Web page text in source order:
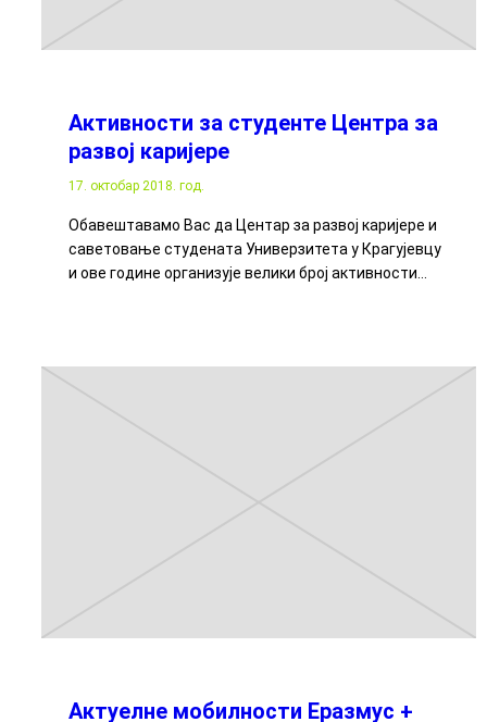
Активности за студенте Центра за
развој каријере
17. октобар 2018. год.
Oбавештавамо Вас да Центар за развој каријере и
саветовање студената Универзитета у Крагујевцу
и ове године организује велики број активности…
Актуелне мобилности Еразмус +